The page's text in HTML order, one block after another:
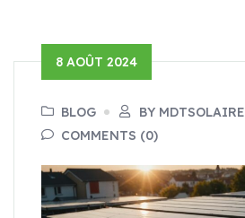
8 AOÛT 2024
BLOG
BY MDTSOLAIRE
COMMENTS (0)